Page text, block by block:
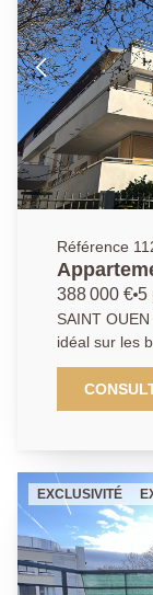
DPE : C -
Référence
pièce(s)
terrasse
388 000 € 5
SAINT
idéal sur les
des 2 gares,
récent avec
en dernier
qualité, beau
3 chambres,
parking en
prestations.
DPE: En
EXCLUSIVITÉ